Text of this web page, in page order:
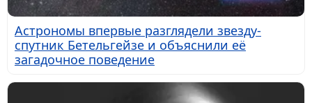
Астрономы впервые разглядели звезду-
спутник Бетельгейзе и объяснили её
загадочное поведение